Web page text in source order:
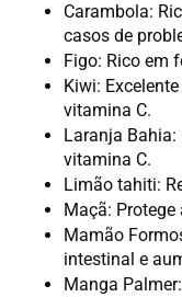
Carambola:
casos de
Figo: Rico em
Kiwi:
vitamina C.
Laranja
vitamina C.
Limão tahiti:
Maçã:
Mamão
intestinal e
Manga